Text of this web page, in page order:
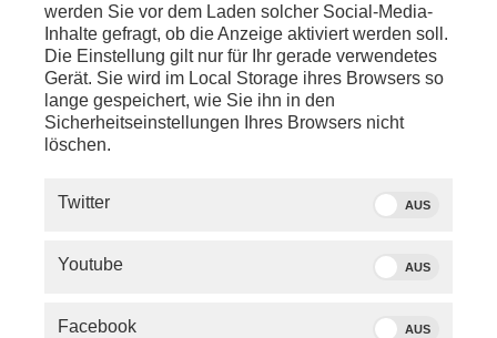
SERVICE
werden Sie vor dem Laden solcher Social-Media-
Inhalte gefragt, ob die Anzeige aktiviert werden soll.
Die Einstellung gilt nur für Ihr gerade verwendetes
Gerät. Sie wird im Local Storage ihres Browsers so
lange gespeichert, wie Sie ihn in den
Sicherheitseinstellungen Ihres Browsers nicht
löschen.
Twitter AUS
Youtube AUS
Facebook AUS